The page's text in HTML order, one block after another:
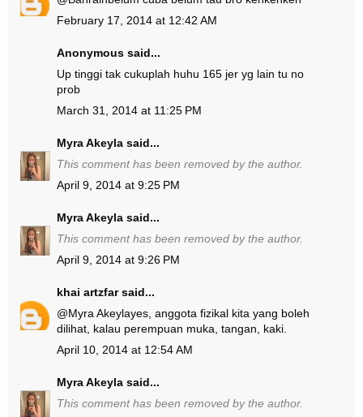
February 17, 2014 at 12:42 AM
Anonymous said...
Up tinggi tak cukuplah huhu 165 jer yg lain tu no
prob
March 31, 2014 at 11:25 PM
Myra Akeyla said...
This comment has been removed by the author.
April 9, 2014 at 9:25 PM
Myra Akeyla said...
This comment has been removed by the author.
April 9, 2014 at 9:26 PM
khai artzfarsaid...
@Myra Akeylayes, anggota fizikal kita yang boleh
dilihat, kalau perempuan muka, tangan, kaki.
April 10, 2014 at 12:54 AM
Myra Akeyla said...
This comment has been removed by the author.